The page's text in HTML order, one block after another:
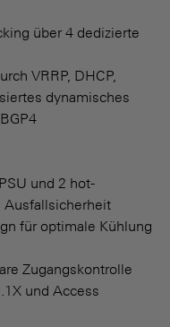
über 4 dedizierte
VRRP, DHCP,
dynamisches
und 2 hot-
Ausfallsicherheit
für optimale Kühlung
Zugangskontrolle
und Access